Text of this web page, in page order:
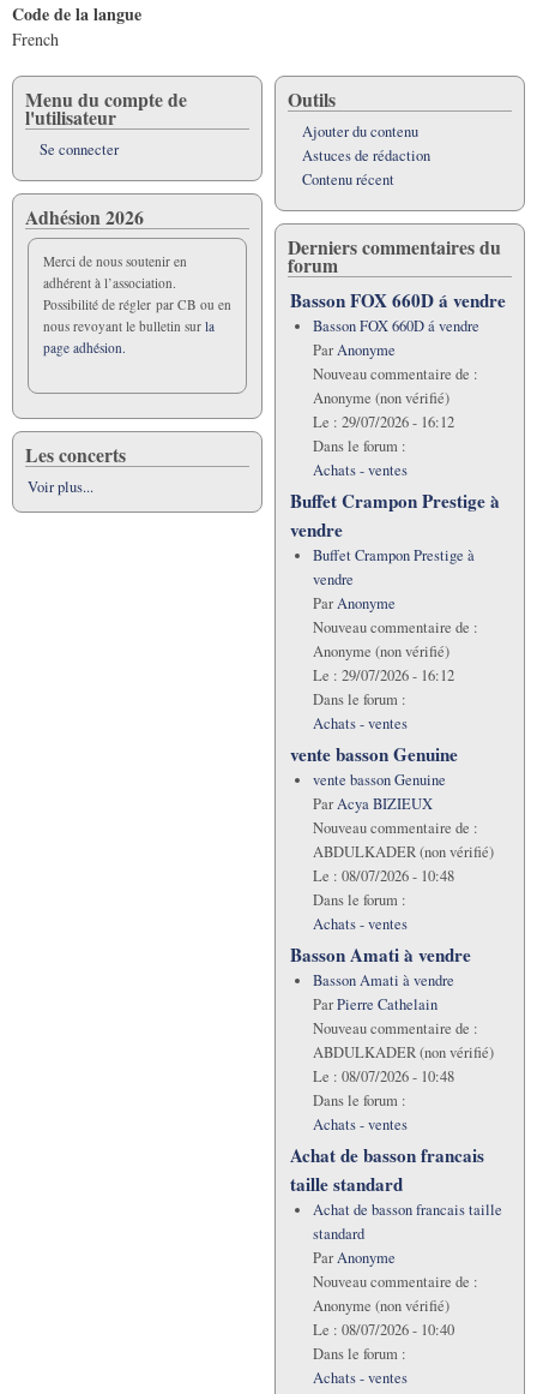
Code de la langue
French
Menu du compte de
l'utilisateur
Se connecter
Adhésion 2026
Merci de nous soutenir en
adhérent à l’association.
Possibilité de régler par CB ou en
nous revoyant le bulletin sur la
page adhésion.
Les concerts
Voir plus...
Outils
Ajouter du contenu
Astuces de rédaction
Contenu récent
Derniers commentaires du
forum
Basson FOX 660D á vendre
Basson FOX 660D á vendre
ParAnonyme
Nouveau commentaire de :
Anonyme (non vérifié)
Le : 29/07/2026 - 16:12
Dans le forum :
Achats - ventes
Buffet Crampon Prestige à
vendre
Buffet Crampon Prestige à
vendre
ParAnonyme
Nouveau commentaire de :
Anonyme (non vérifié)
Le : 29/07/2026 - 16:12
Dans le forum :
Achats - ventes
vente basson Genuine
vente basson Genuine
ParAcya BIZIEUX
Nouveau commentaire de :
ABDULKADER (non vérifié)
Le : 08/07/2026 - 10:48
Dans le forum :
Achats - ventes
Basson Amati à vendre
Basson Amati à vendre
ParPierre Cathelain
Nouveau commentaire de :
ABDULKADER (non vérifié)
Le : 08/07/2026 - 10:48
Dans le forum :
Achats - ventes
Achat de basson francais
taille standard
Achat de basson francais taille
standard
ParAnonyme
Nouveau commentaire de :
Anonyme (non vérifié)
Le : 08/07/2026 - 10:40
Dans le forum :
Achats - ventes